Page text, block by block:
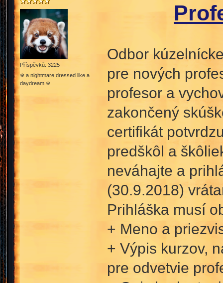
Příspěvků: 3225
❄ a nightmare dressed like a
daydream ❄
Odbor
pre nových
profesor a
zakončený
certifikát
predškôl a
neváhajte a
(30.9.2018)
Prihláška musí
+ Meno a
+ Výpis kurzov,
pre odvetvie